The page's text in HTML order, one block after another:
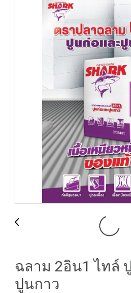
ฉลาม 2อิน1 ไทล์
ปูนกาว